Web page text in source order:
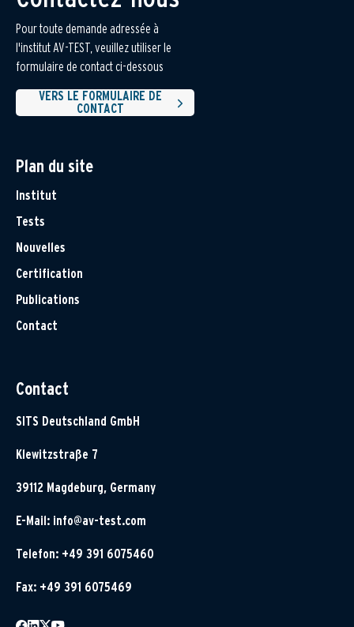
Pour toute demande adressée à
l'institut AV-TEST, veuillez utiliser le
formulaire de contact ci-dessous
VERS LE FORMULAIRE DE
CONTACT
Plan du site
Institut
Tests
Nouvelles
Certification
Publications
Contact
Contact
SITS Deutschland GmbH
Klewitzstraße 7
39112 Magdeburg, Germany
E-Mail: info@av-test.com
Telefon: +49 391 6075460
Fax: +49 391 6075469